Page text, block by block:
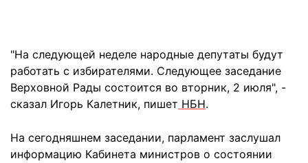
"На следующей неделе народные депутаты будут
работать с избирателями. Следующее заседание
Верховной Рады состоится во вторник, 2 июля", -
сказал Игорь Калетник, пишет НБН.
На сегодняшнем заседании, парламент заслушал
информацию Кабинета министров о состоянии